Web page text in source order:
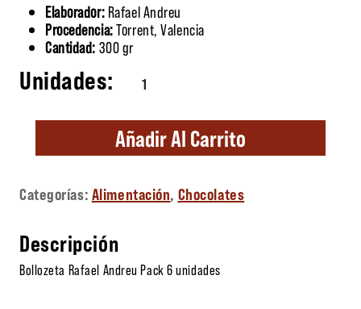
Elaborador: Rafael Andreu
Procedencia:Torrent, Valencia
Cantidad: 300 gr
Masclets de Chocolate cantidad
Añadir Al Carrito
Categorías: Alimentación, Chocolates
Descripción
Bollozeta Rafael Andreu Pack 6 unidades